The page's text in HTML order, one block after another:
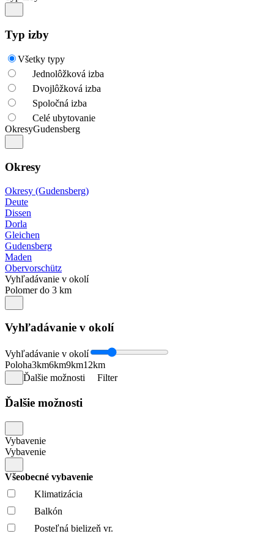
Typ izby
Všetky typy
Jednolôžková izba
Dvojlôžková izba
Spoločná izba
Celé ubytovanie
OkresyGudensberg
Okresy
Okresy (Gudensberg)
Deute
Dissen
Dorla
Gleichen
Gudensberg
Maden
Obervorschütz
Vyhľadávanie v okolí
Polomer do 3 km
Vyhľadávanie v okolí
Vyhľadávanie v okolí
Poloha3km6km9km12km
Ďalšie možnosti
Filter
Ďalšie možnosti
Vybavenie
Vybavenie
Všeobecné vybavenie
Klimatizácia
Balkón
Posteľná bielizeň vr.